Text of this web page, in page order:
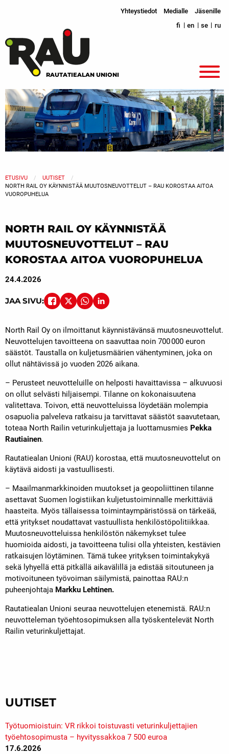
Yhteystiedot Medialle
Jäsenille
fi
en se ru
RAUTATIEALAN UNIONI
ETUSIVU
UUTISET
NORTH RAIL OY KÄYNNISTÄÄ MUUTOSNEUVOTTELUT – RAU KOROSTAA AITOA
VUOROPUHELUA
NORTH RAIL OY KÄYNNISTÄÄ
MUUTOSNEUVOTTELUT – RAU
KOROSTAA AITOA VUOROPUHELUA
24.4.2026
North Rail Oy on ilmoittanut käynnistävänsä muutosneuvottelut.
Neuvottelujen tavoitteena on saavuttaa noin 700 000 euron
säästöt. Taustalla on kuljetusmäärien vähentyminen, joka on
ollut nähtävissä jo vuoden 2026 aikana.
– Perusteet neuvotteluille on helposti havaittavissa – alkuvuosi
on ollut selvästi hiljaisempi. Tilanne on kokonaisuutena
valitettava. Toivon, että neuvotteluissa löydetään molempia
osapuolia palveleva ratkaisu ja tarvittavat säästöt saavutetaan,
toteaa North Railin veturinkuljettaja ja luottamusmies Pekka
Rautiainen.
Rautatiealan Unioni (RAU) korostaa, että muutosneuvottelut on
käytävä aidosti ja vastuullisesti.
– Maailmanmarkkinoiden muutokset ja geopoliittinen tilanne
asettavat Suomen logistiikan kuljetustoiminnalle merkittäviä
haasteita. Myös tällaisessa toimintaympäristössä on tärkeää,
että yritykset noudattavat vastuullista henkilöstöpolitiikkaa.
Muutosneuvotteluissa henkilöstön näkemykset tulee
huomioida aidosti, ja tavoitteena tulisi olla yhteisten, kestävien
ratkaisujen löytäminen. Tämä tukee yrityksen toimintakykyä
sekä lyhyellä että pitkällä aikavälillä ja edistää sitoutuneen ja
motivoituneen työvoiman säilymistä, painottaa RAU:n
puheenjohtaja Markku Lehtinen.
Rautatiealan Unioni seuraa neuvottelujen etenemistä. RAU:n
neuvotteleman työehtosopimuksen alla työskentelevät North
Railin veturinkuljettajat.
JAA SIVU:
UUTISET
Työtuomioistuin: VR rikkoi toistuvasti veturinkuljettajien
työehtosopimusta – hyvityssakkoa 7 500 euroa
17.6.2026